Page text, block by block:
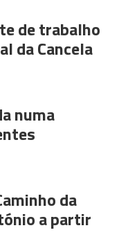
de trabalho
da Cancela
numa
da
a partir